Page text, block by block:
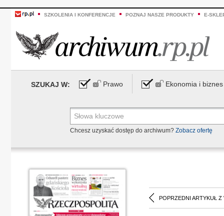
SZKOLENIA I KONFERENCJE POZNAJ NASZE PRODUKTY E-
SZUKAJ W: Prawo Ekonomia i biznes
Chcesz uzyskać dostęp do archiwum? Zobacz ofertę
POPRZEDNI ARTYKUŁ Z